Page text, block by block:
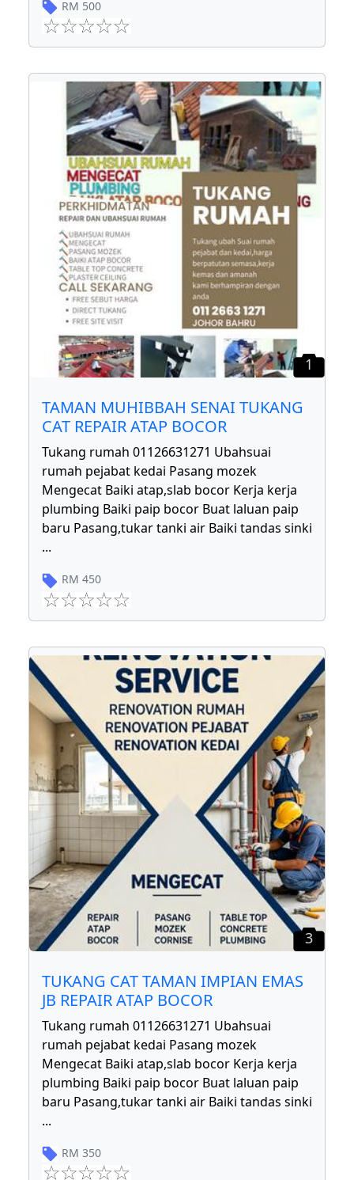
RM 500
1
TAMAN MUHIBBAH SENAI TUKANG
CAT REPAIR ATAP BOCOR
Tukang rumah 01126631271 Ubahsuai
rumah pejabat kedai Pasang mozek
Mengecat Baiki atap,slab bocor Kerja kerja
plumbing Baiki paip bocor Buat laluan paip
baru Pasang,tukar tanki air Baiki tandas sinki
...
RM 450
3
TUKANG CAT TAMAN IMPIAN EMAS
JB REPAIR ATAP BOCOR
Tukang rumah 01126631271 Ubahsuai
rumah pejabat kedai Pasang mozek
Mengecat Baiki atap,slab bocor Kerja kerja
plumbing Baiki paip bocor Buat laluan paip
baru Pasang,tukar tanki air Baiki tandas sinki
...
RM 350